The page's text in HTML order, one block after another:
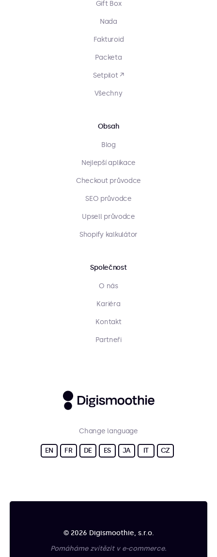
Gift Box
Nada
Fakturoid
Packeta
Setpilot ↗
Všechny
Obsah
Blog
Nejlepší aplikace
Checkout průvodce
SEO průvodce
Upsell průvodce
Shopify kalkulátor
Společnost
O nás
Kariéra
Kontakt
Partneři
Change language
EN FR DE ES JA IT CZ
© 2026 Digismoothie, s.r.o.
Pomáháme zvítězit v e-commerce.